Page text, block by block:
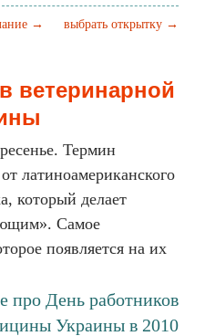
выбрать открытку →
→
ветеринарной
Термин
латиноамериканского
который делает
Самое
появляется на их
про День работников
Украины в 2010